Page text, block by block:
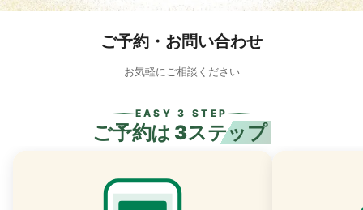
ご予約・お問い合わせ
お気軽にご相談ください
EASY 3 STEP
ご予約は 3ステップ